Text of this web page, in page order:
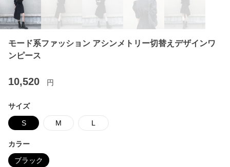
モード系ファッション アシンメトリー切替えデザインワ
ンピース
10,520 円
サイズ
S M L
カラー
ブラック